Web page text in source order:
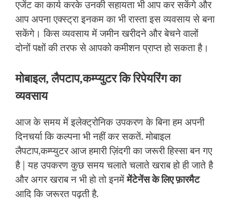
एजेंट का कार्य करके उनकी सहायता भी आप कर सकेंगे और
आप अपना एक्स्ट्रा इनकम का भी रास्ता इस व्यवसाय से बना
सकेंगे। किस व्यवसाय में जमीन खरीदने और बेचने वालों
दोनों पक्षों की तरफ से आपको कमीशन प्राप्त हो सकता है।
मोबाइल, लैपटाप,कम्प्युटर कि रिपेयरिंग का
व्यवसाय
आज के समय में इलेक्ट्रोनिक उपकरण के बिना हम अपनी
दिनचर्या कि कल्पना भी नहीं कर सकतें. मोबाइल
लैपटाप,कम्प्युटर आज हमारी ज़िंदगी का जरूरी हिस्सा बन गए
है | यह उपकरण कुछ समय चलाते चलाते खराब हो ही जाते है
और अगर खराब न भी हो तो इनमेंमेंटेनेंस के लिए फ़ारमैट
आदि कि जरूरत पढ़ती है.